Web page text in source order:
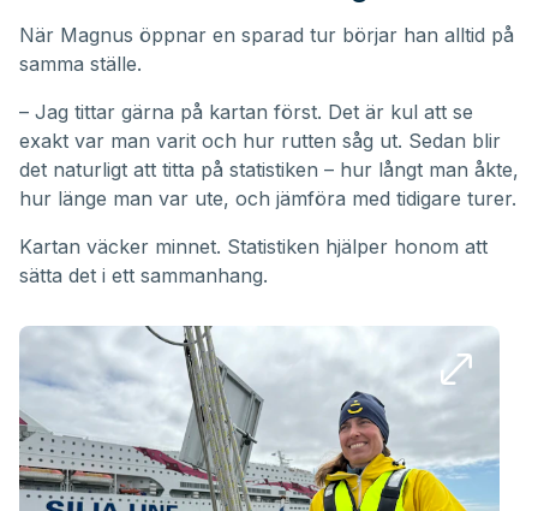
När Magnus öppnar en sparad tur börjar han alltid på
samma ställe.
– Jag tittar gärna på kartan först. Det är kul att se
exakt var man varit och hur rutten såg ut. Sedan blir
det naturligt att titta på statistiken – hur långt man åkte,
hur länge man var ute, och jämföra med tidigare turer.
Kartan väcker minnet. Statistiken hjälper honom att
sätta det i ett sammanhang.